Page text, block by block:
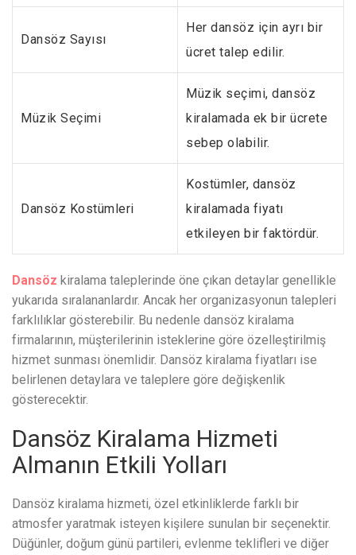
Dansöz Sayısı
Her dansöz için ayrı bir
ücret talep edilir.
Müzik Seçimi
Müzik seçimi, dansöz
kiralamada ek bir ücrete
sebep olabilir.
Dansöz Kostümleri
Kostümler, dansöz
kiralamada fiyatı
etkileyen bir faktördür.
Dansöz kiralama taleplerinde öne çıkan detaylar genellikle
yukarıda sıralananlardır. Ancak her organizasyonun talepleri
farklılıklar gösterebilir. Bu nedenle dansöz kiralama
firmalarının, müşterilerinin isteklerine göre özelleştirilmiş
hizmet sunması önemlidir. Dansöz kiralama fiyatları ise
belirlenen detaylara ve taleplere göre değişkenlik
gösterecektir.
Dansöz Kiralama Hizmeti
Almanın Etkili Yolları
Dansöz kiralama hizmeti, özel etkinliklerde farklı bir
atmosfer yaratmak isteyen kişilere sunulan bir seçenektir.
Düğünler, doğum günü partileri, evlenme teklifleri ve diğer